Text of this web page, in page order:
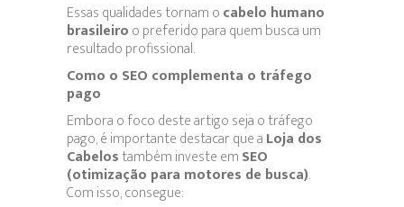
Essas qualidades tornam ocabelo humano
brasileiroo preferido para quem busca um
resultado profissional.
Como o SEO complementa o tráfego
pago
Embora o foco deste artigo seja o tráfego
pago, é importante destacar que aLoja dos
Cabelostambém investe emSEO
(otimização para motores de busca).
Com isso, consegue: